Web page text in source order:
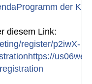
der
diesem Link:
register/p2iwX-